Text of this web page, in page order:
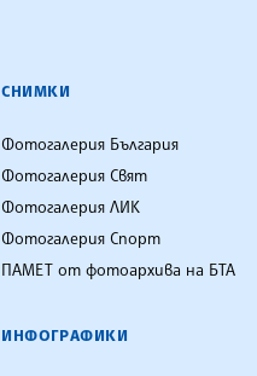
СНИМКИ
Фотогалерия България
Фотогалерия Свят
Фотогалерия ЛИК
Фотогалерия Спорт
ПАМЕТ от фотоархива на БТА
ИНФОГРАФИКИ